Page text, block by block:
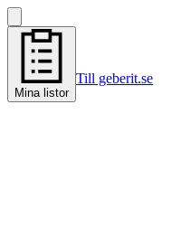
Mina listor
Till geberit.se